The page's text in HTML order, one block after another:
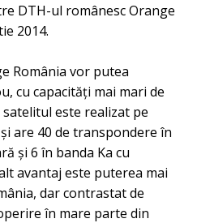
DTH-ul românesc Orange
2014.
România vor putea
cu capacități mai mari de
este realizat pe
are 40 de transpondere în
și 6 în banda Ka cu
avantaj este puterea mai
dar contrastat de
în mare parte din